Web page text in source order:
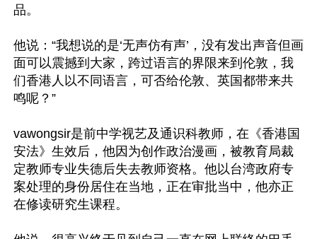
品。
他说：“我想说的是‘无声仿有声’，没有发出声音但画
面可以震撼到大家，跨过语言的界限来到伦敦，我
们香港人以不同语言，可否给伦敦、英国都带来共
鸣呢？”
vawongsir是前中学视艺及通识科教师，在《香港国
安法》生效后，他因为创作政治漫画，被教育局裁
定教师专业失德后失去教师资格。他以台湾政府专
案处理的身份居住在当地，正在审批当中，他亦正
在修读研究生课程。